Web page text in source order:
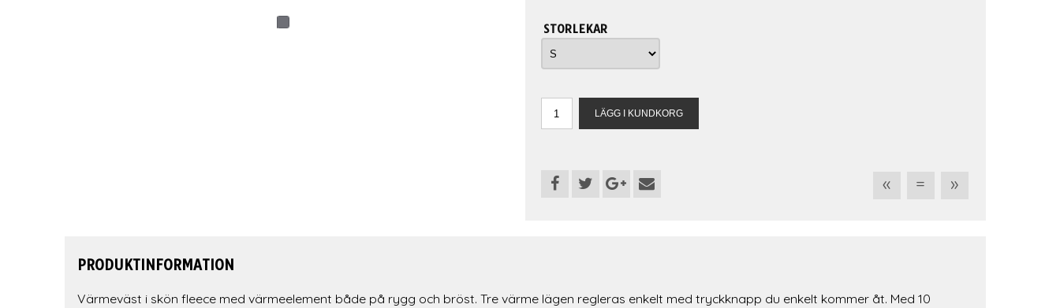
STORLEKAR
« = »
PRODUKTINFORMATION
Värmeväst i skön fleece med värmeelement både på rygg och bröst. Tre värme lägen regleras enkelt med tryckknapp du enkelt kommer åt. Med 10